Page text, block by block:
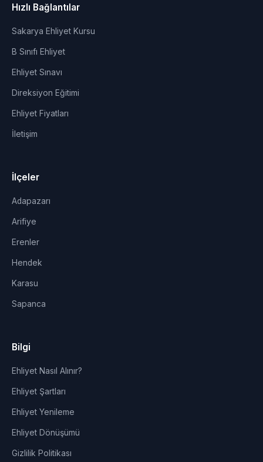
Hızlı Bağlantılar
Sakarya Ehliyet Kursu
B Sınıfı Ehliyet
Ehliyet Sınavı
Direksiyon Eğitimi
Ehliyet Fiyatları
İletişim
İlçeler
Adapazarı
Arifiye
Erenler
Hendek
Karasu
Sapanca
Bilgi
Ehliyet Nasıl Alınır?
Ehliyet Şartları
Ehliyet Yenileme
Ehliyet Dönüşümü
Gizlilik Politikası